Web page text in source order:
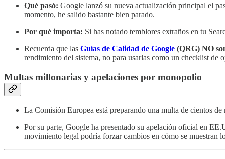
Qué pasó: Google lanzó su nueva actualización principal el
momento, he salido bastante bien parado.
Por qué importa: Si has notado temblores extraños en tu
Recuerda que las Guías de Calidad de Google (QRG) NO
rendimiento del sistema, no para usarlas como un checklist de
Multas millonarias y apelaciones por monopolio
La Comisión Europea está preparando una multa de cientos
Por su parte, Google ha presentado su apelación oficial en
movimiento legal podría forzar cambios en cómo se muestran